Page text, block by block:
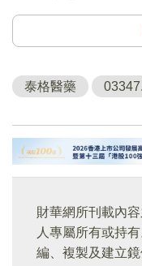
泰格醫藥
財華網所刊載內
人專屬所有或持
編、複製及建立鏡